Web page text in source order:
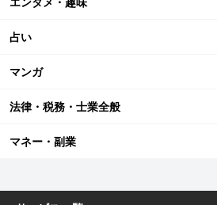
占い
マンガ
法律・税務・士業全般
マネー・副業